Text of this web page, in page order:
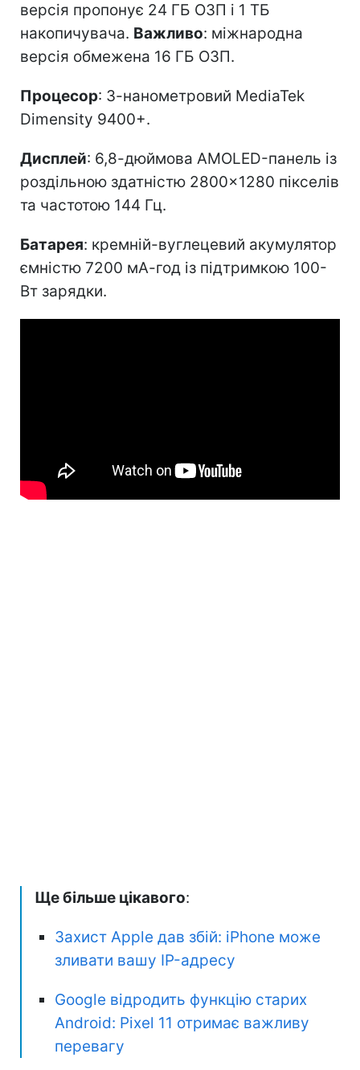
версія пропонує 24 ГБ ОЗП і 1 ТБ
накопичувача. Важливо: міжнародна
версія обмежена 16 ГБ ОЗП.
Процесор: 3-нанометровий MediaTek
Dimensity 9400+.
Дисплей: 6,8-дюймова AMOLED-панель із
роздільною здатністю 2800×1280 пікселів
та частотою 144 Гц.
Батарея: кремній-вуглецевий акумулятор
ємністю 7200 мА-год із підтримкою 100-
Вт зарядки.
Ще більше цікавого:
Захист Apple дав збій: iPhone може
зливати вашу IP-адресу
Google відродить функцію старих
Android: Pixel 11 отримає важливу
перевагу